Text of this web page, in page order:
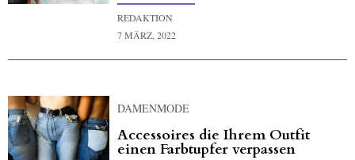
REDAKTION
7 MÄRZ, 2022
DAMENMODE
Accessoires die Ihrem Outfit
einen Farbtupfer verpassen